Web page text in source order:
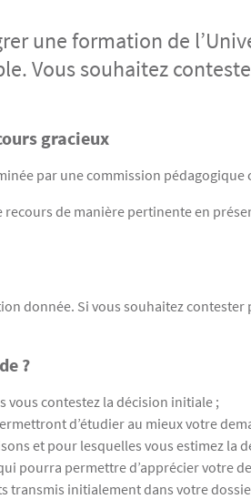
une formation de
Vous souhaitez
gracieux
par une commission pédagogique
de manière pertinente en
donnée. Si vous souhaitez
?
vous contestez la décision initiale ;
d’étudier au mieux votre
et pour lesquelles vous estimez la
pourra permettre d’apprécier votre
transmis initialement dans votre